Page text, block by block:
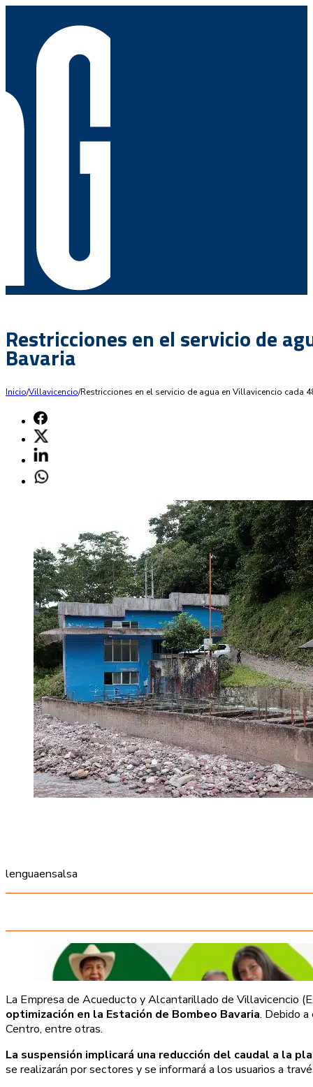
Restricciones en el servicio de
Bavaria
Inicio/Villavicencio/Restricciones en el servicio de agua en Villavicencio cada
lenguaensalsa
La Empresa de Acueducto y Alcantarillado de Villavicencio
optimización en la Estación de Bombeo Bavaria. Debido
Centro, entre otras.
La suspensión implicará una reducción del caudal a la
se realizarán por sectores y se informará a los usuarios a